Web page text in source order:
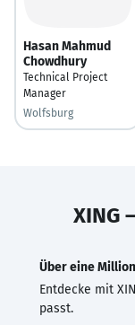
Hasan Mahmud
Chowdhury
Technical Project
Manager
Wolfsburg
XING
Über eine
Entdecke mit
passt.